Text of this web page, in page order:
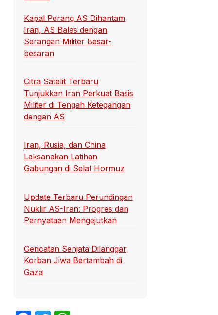
Kapal Perang AS Dihantam
Iran, AS Balas dengan
Serangan Militer Besar-
besaran
Citra Satelit Terbaru
Tunjukkan Iran Perkuat Basis
Militer di Tengah Ketegangan
dengan AS
Iran, Rusia, dan China
Laksanakan Latihan
Gabungan di Selat Hormuz
Update Terbaru Perundingan
Nuklir AS-Iran: Progres dan
Pernyataan Mengejutkan
Gencatan Senjata Dilanggar,
Korban Jiwa Bertambah di
Gaza